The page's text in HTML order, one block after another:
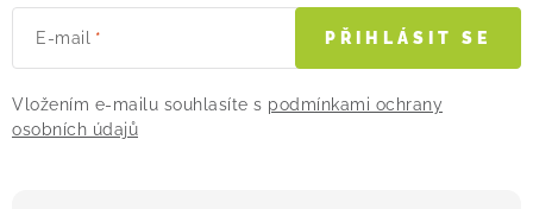
E-mail
Vložením e-mailu souhlasíte s podmínkami ochrany
osobních údajů
PŘIHLÁSIT SE